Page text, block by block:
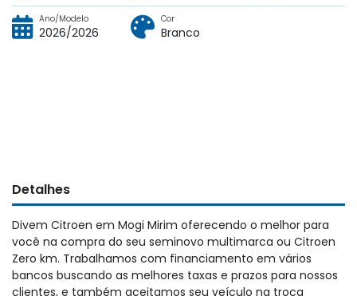
Ano/Modelo
2026/2026
Cor
Branco
Detalhes
Divem Citroen em Mogi Mirim oferecendo o melhor para
você na compra do seu seminovo multimarca ou Citroen
Zero km. Trabalhamos com financiamento em vários
bancos buscando as melhores taxas e prazos para nossos
clientes, e também aceitamos seu veículo na troca